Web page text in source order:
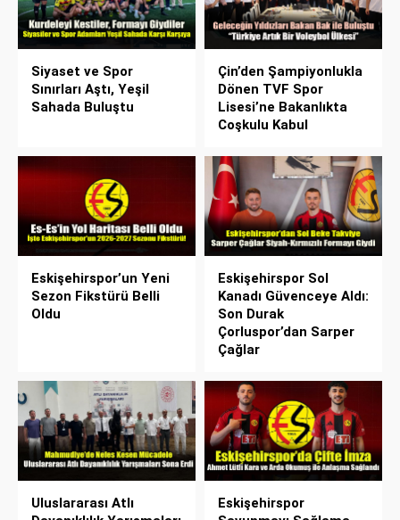
Siyaset ve Spor
Sınırları Aştı, Yeşil
Sahada Buluştu
Çin’den Şampiyonlukla
Dönen TVF Spor
Lisesi’ne Bakanlıkta
Coşkulu Kabul
Eskişehirspor’un Yeni
Sezon Fikstürü Belli
Oldu
Eskişehirspor Sol
Kanadı Güvenceye Aldı:
Son Durak
Çorluspor’dan Sarper
Çağlar
Uluslararası Atlı
Eskişehirspor